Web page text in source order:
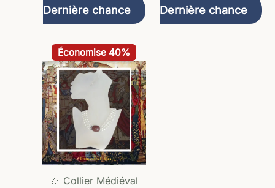
Dernière chance
Dernière chance
Économise 40%
📿 Collier Médiéval
Le
prix
initial
70,00 €.
Le
prix
actuel
est :
41,90 €.